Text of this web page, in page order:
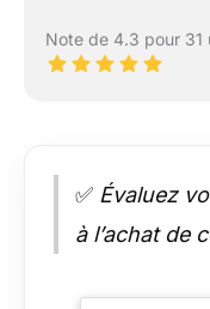
Note de 4.3 pour 31
✅ Évaluez
à l’achat de